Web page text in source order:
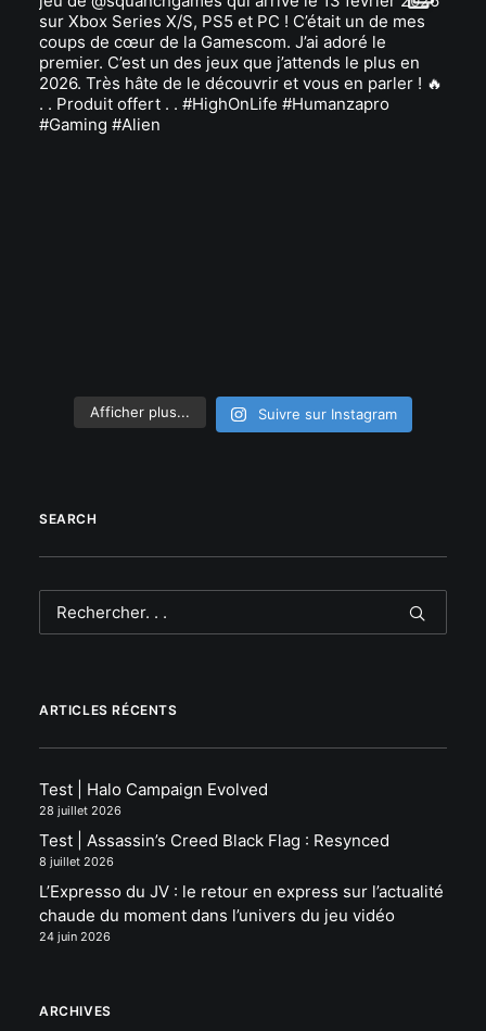
Afficher plus... Suivre sur Instagram
SEARCH
ARTICLES RÉCENTS
Test | Halo Campaign Evolved
28 juillet 2026
Test | Assassin’s Creed Black Flag : Resynced
8 juillet 2026
L’Expresso du JV : le retour en express sur l’actualité
chaude du moment dans l’univers du jeu vidéo
24 juin 2026
ARCHIVES